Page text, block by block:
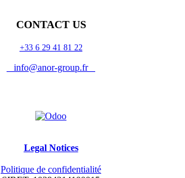
CONTACT US
+33 6 29 41 81 22
info@anor-group.fr
Legal Notices
Politique de confidentialité